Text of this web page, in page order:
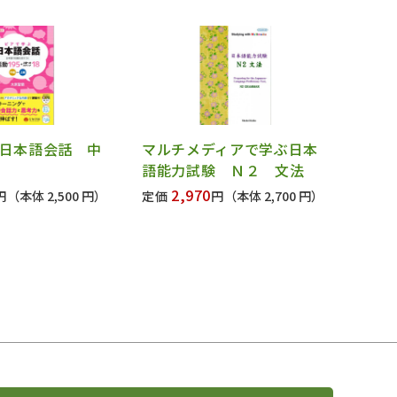
本語会話 中
（本体 2,500 円）
マルチメディアで学ぶ日本
語能力試験 Ｎ２ 文法
定価 2,970円 （本体 2,700 円）